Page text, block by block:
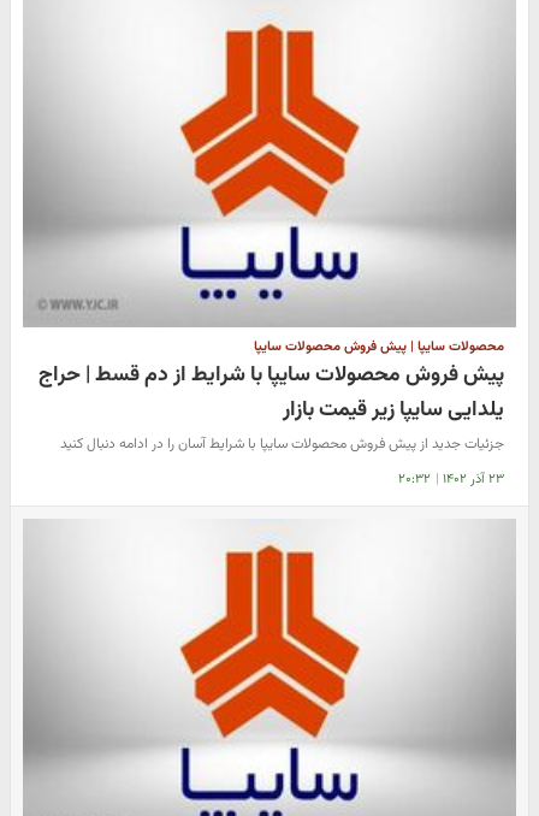
محصولات سایپا | پیش فروش محصولات سایپا
پیش فروش محصولات سایپا با شرایط از دم قسط | حراج
یلدایی سایپا زیر قیمت بازار
جزئیات جدید از پیش فروش محصولات سایپا با شرایط آسان را در ادامه دنبال کنید
۲۳ آذر ۱۴۰۲ | ۲۰:۳۲